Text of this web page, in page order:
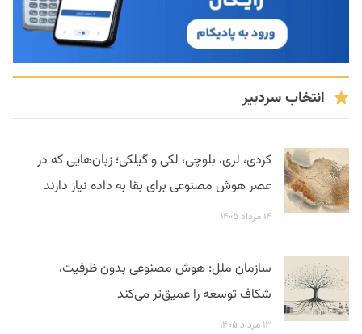
انتخاب سردبیر
کردی، لری، بلوچی، لکی و گیلکی؛ زبان‌هایی که در
عصر هوش مصنوعی برای بقا به داده نیاز دارند
۱۴ مرداد ۱۴۰۵
سازمان ملل: هوش مصنوعی بدون ظرفیت،
شکاف توسعه را عمیق‌تر می‌کند
۱۳ مرداد ۱۴۰۵